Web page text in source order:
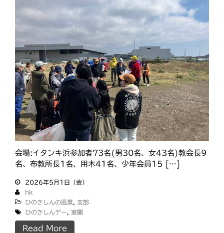
おうた合唱団 にをいがけデー
ひのきしんデー
ふせこみひのきし
ん
ままっぷ
ようぼく一斉活動日
上川 余市 倶知安 八雲
函館 動画 北見 十勝
千恵広 南空知 天塩
天理時報 天龍 天龍支部
子ども食堂 宗谷 室蘭
富良野 小樽 教区報
会場:イタンキ浜参加者73名(男30名、女43名)教会長9
名、布教所長1名、用木41名、少年会員15 […]
2026年5月1日（金）
hk
ひのきしんの風景
支部
ひのきしんデー
室蘭
Read More